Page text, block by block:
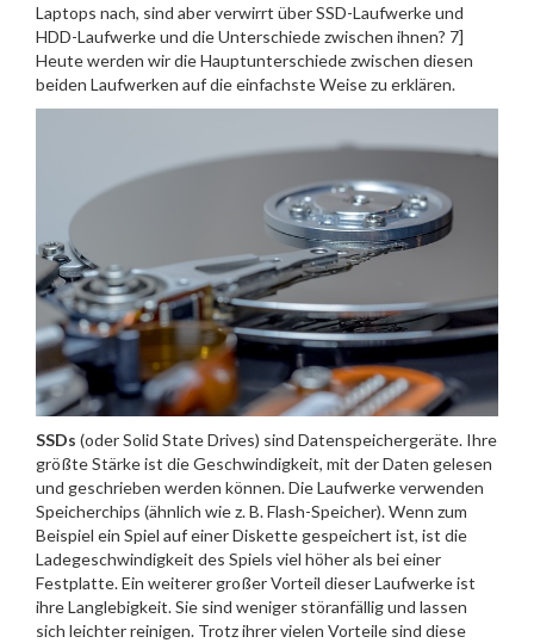
Laptops nach, sind aber verwirrt über SSD-Laufwerke und
HDD-Laufwerke und die Unterschiede zwischen ihnen? 7]
Heute werden wir die Hauptunterschiede zwischen diesen
beiden Laufwerken auf die einfachste Weise zu erklären.
SSDs (oder Solid State Drives) sind Datenspeichergeräte. Ihre
größte Stärke ist die Geschwindigkeit, mit der Daten gelesen
und geschrieben werden können. Die Laufwerke verwenden
Speicherchips (ähnlich wie z. B. Flash-Speicher). Wenn zum
Beispiel ein Spiel auf einer Diskette gespeichert ist, ist die
Ladegeschwindigkeit des Spiels viel höher als bei einer
Festplatte. Ein weiterer großer Vorteil dieser Laufwerke ist
ihre Langlebigkeit. Sie sind weniger störanfällig und lassen
sich leichter reinigen. Trotz ihrer vielen Vorteile sind diese